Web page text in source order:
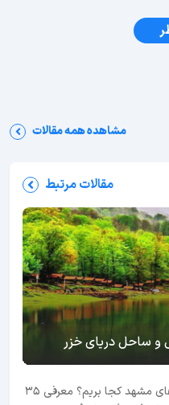
مشاهده همه مقالات
مقالات مرتبط
و ساحل دریای خزر
شب‌های مشهد کجا بریم؟ معرفی 35